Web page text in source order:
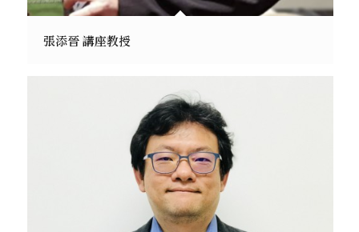
張添晉 講座教授